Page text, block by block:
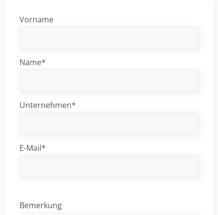
Vorname
Name*
Unternehmen*
E-Mail*
Bemerkung